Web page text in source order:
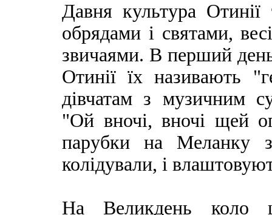
Давня культура Отинії
обрядами і святами,
звичаями. В перший
Отинії їх називають
дівчатам з музичним
"Ой вночі, вночі щей
парубки на Меланку
колідували, і
На Великдень коло